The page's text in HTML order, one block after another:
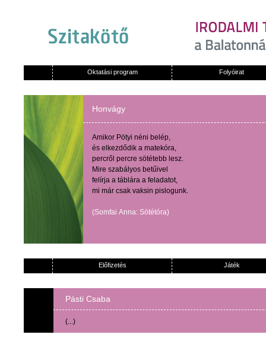
Oktatási program Folyóirat
Honvágy
Amikor Pötyi néni belép,
és elkezdődik a matekóra,
percről percre sötétebb lesz.
Mire szabályos betűivel
felírja a táblára a feladatot,
mi már csak vaksin pislogunk.
(Somfai Anna: Sötétóra)
Előfizetés Játék
Pásti Csaba
(...)